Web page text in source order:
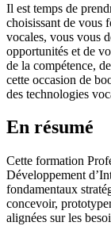
Il est temps de
choisissant de vous
vocales, vous vous
opportunités et de
de la compétence,
cette occasion de
des technologies
En résumé
Cette formation
Développement
fondamentaux
concevoir,
alignées sur les